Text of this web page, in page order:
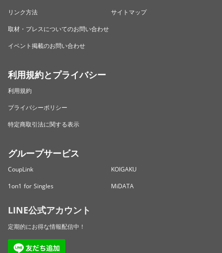
リンク方法
サイトマップ
取材・プレスについてのお問い合わせ
イベント掲載のお問い合わせ
利用規約とプライバシー
利用規約
プライバシーポリシー
特定商取引法に関する表示
グループサービス
CoupLink
KOIGAKU
1on1 for Singles
MiDATA
LINE公式アカウント
定期的にお得な情報配信中！